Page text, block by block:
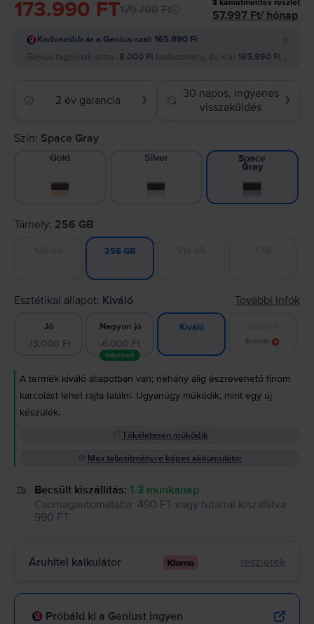
173.990 FT179.790 Ft
3 kamatmentes részlet
57.997 Ft/ hónap
Kedvezőbb ár a Genius-szal: 165.990 Ft
Genius tagoknak extra -8.000 Ft kedvezmény, és már 165.990 Ft-ért
2 év garancia ❯
30 napos, ingyenes
visszaküldés
❯
Szín: Space Gray
Gold Silver Space
Gray
Tárhely: 256 GB
256 GB
Esztétikai állapot: Kiváló További infók
Jó
-13.000 Ft
Nagyon jó
-6.000 Ft
Népszerű
Kiváló
Értesítés
A termék kiváló állapotban van; néhány alig észrevehető finom
karcolást lehet rajta találni. Ugyanúgy működik, mint egy új
készülék.
Tökéletesen működik
Max teljesítményre képes akkumulátor
Becsült kiszállítás: 1-3 munkanap
Csomagautomatába: 490 FT vagy futárral kiszállítva
990 FT
Áruhitel kalkulátor részletek
Próbáld ki a Geniust ingyen